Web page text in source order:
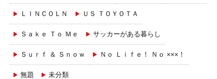
ＬＩＮＣＯＬＮ ＵＳ ＴＯＹＯＴＡ
Ｓａｋｅ Ｔｏ Ｍｅ サッカーがある暮らし
Ｓｕｒｆ ＆ Ｓｎｏｗ Ｎｏ Ｌｉｆｅ！ Ｎｏ ×××！
無題 未分類